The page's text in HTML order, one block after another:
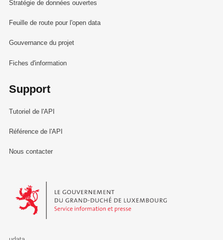
Stratégie de données ouvertes
Feuille de route pour l'open data
Gouvernance du projet
Fiches d'information
Support
Tutoriel de l'API
Référence de l'API
Nous contacter
Le Gouvernement du Grand-Duché de Luxembourg - Service